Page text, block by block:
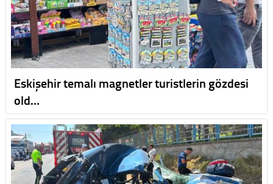
Eskişehir temalı magnetler turistlerin gözdesi
old…